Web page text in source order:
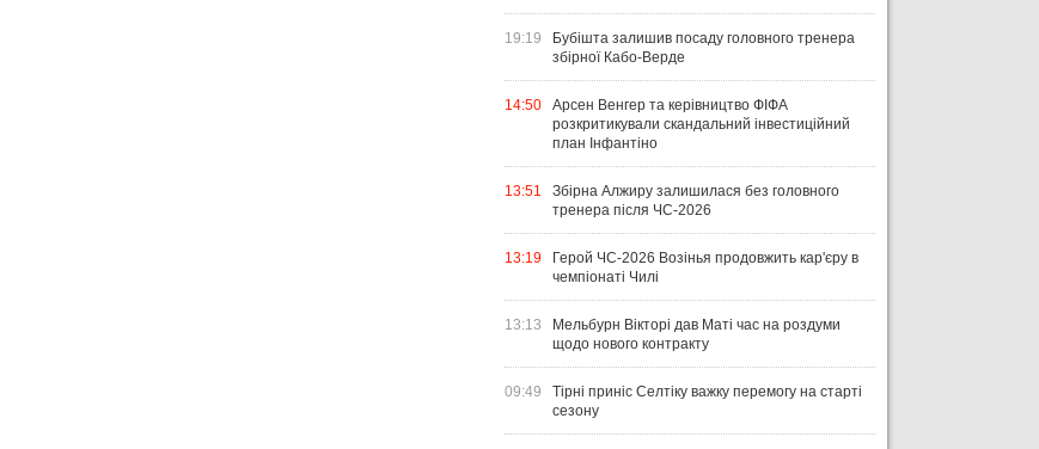
19:19
Бубішта залишив посаду головного тренера
збірної Кабо-Верде
14:50
Арсен Венгер та керівництво ФІФА
розкритикували скандальний інвестиційний
план Інфантіно
13:51
Збірна Алжиру залишилася без головного
тренера після ЧС-2026
13:19
Герой ЧС-2026 Возінья продовжить кар'єру в
чемпіонаті Чилі
13:13
Мельбурн Вікторі дав Маті час на роздуми
щодо нового контракту
09:49
Тірні приніс Селтіку важку перемогу на старті
сезону